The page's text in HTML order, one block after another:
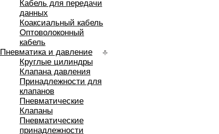
Кабель для передачи
данных
Коаксиальный кабель
Оптоволоконный
кабель
Пневматика и давление
Круглые цилиндры
Клапана давления
Принадлежности для
клапанов
Пневматические
Клапаны
Пневматические
принадлежности